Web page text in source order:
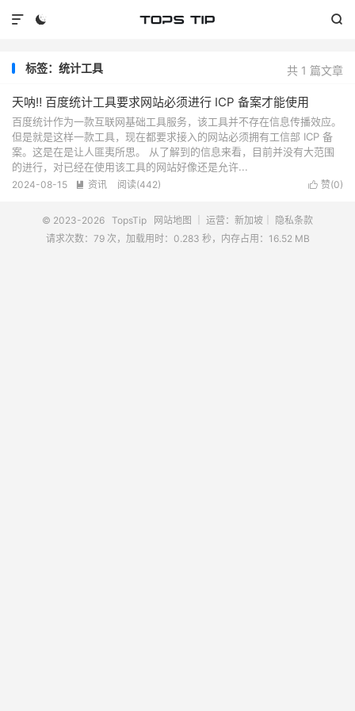
 

共 1 篇文章
标签：统计工具
天呐‼️ 百度统计工具要求网站必须进行 ICP 备案才能使用
百度统计作为一款互联网基础工具服务，该工具并不存在信息传播效应。
但是就是这样一款工具，现在都要求接入的网站必须拥有工信部 ICP 备
案。这是在是让人匪夷所思。 从了解到的信息来看，目前并没有大范围
的进行，对已经在使用该工具的网站好像还是允许...
 赞(0)
2024-08-15  资讯 阅读(442)
© 2023-2026 TopsTip 网站地图 ｜ 运营：新加坡｜
隐私条款
请求次数：79 次，加载用时：0.283 秒，内存占用：16.52 MB